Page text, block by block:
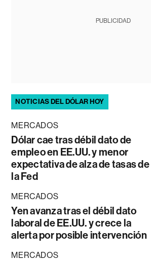
PUBLICIDAD
NOTICIAS DEL DÓLAR HOY
MERCADOS
Dólar cae tras débil dato de
empleo en EE.UU. y menor
expectativa de alza de tasas de
la Fed
MERCADOS
Yen avanza tras el débil dato
laboral de EE.UU. y crece la
alerta por posible intervención
MERCADOS